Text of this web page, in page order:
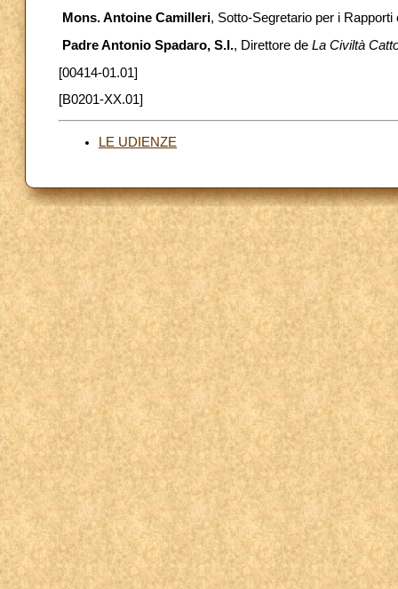
Mons. Antoine Camilleri, Sotto-Segretario per i
Padre Antonio Spadaro, S.I., Direttore de La Civiltà
[00414-01.01]
[B0201-XX.01]
LE UDIENZE